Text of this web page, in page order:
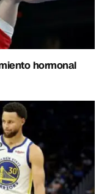
hormonal